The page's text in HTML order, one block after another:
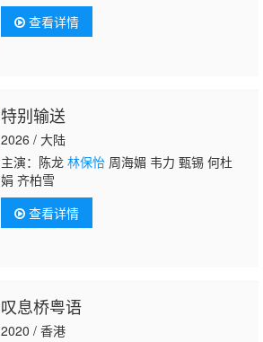
华 陈郁宪 甄懋强 洪林小湛 罗孝勇 杨偲泳 麦
子云 韩毓霞 莫然 麦振江
查看详情
特别输送
2026 / 大陆
主演：陈龙 林保怡周海媚 韦力 甄锡 何杜
娟 齐柏雪
查看详情
叹息桥粤语
2020 / 香港